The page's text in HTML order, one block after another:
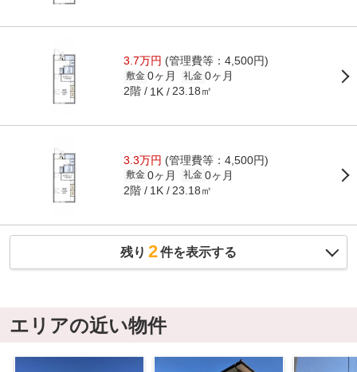
3.7万円 (管理費等：4,500円)
敷金 0ヶ月 礼金 0ヶ月
2階 1K 23.18㎡
3.3万円 (管理費等：4,500円)
敷金 0ヶ月 礼金 0ヶ月
2階 1K 23.18㎡
残り 2件を表示する
エリアの近い物件